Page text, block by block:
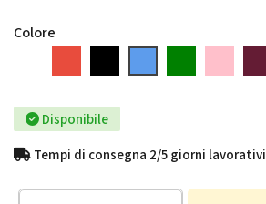
Colore
Disponibile
Tempi di consegna 2/5 giorni lavorativi